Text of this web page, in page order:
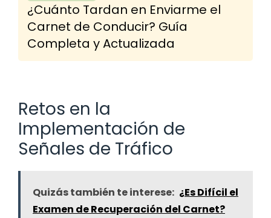
¿Cuánto Tardan en Enviarme el
Carnet de Conducir? Guía
Completa y Actualizada
Retos en la
Implementación de
Señales de Tráfico
Quizás también te interese: ¿Es Difícil el
Examen de Recuperación del Carnet?